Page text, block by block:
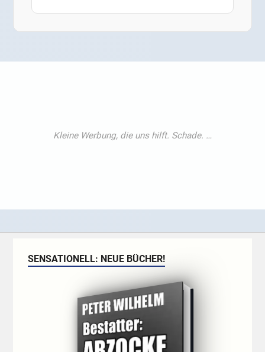
SENSATIONELL: NEUE BÜCHER!